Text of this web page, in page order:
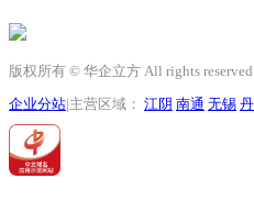
版权所有 © 华企立方 All rights
企业分站|主营区域： 江阴 南通 无锡